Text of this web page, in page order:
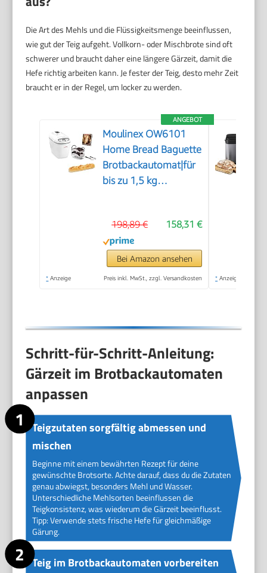
Die Art des Mehls und die Flüssigkeitsmenge beeinflussen,
wie gut der Teig aufgeht. Vollkorn- oder Mischbrote sind oft
schwerer und braucht daher eine längere Gärzeit, damit die
Hefe richtig arbeiten kann. Je fester der Teig, desto mehr Zeit
braucht er in der Regel, um locker zu werden.
ANGEBOT
Moulinex OW6101
Home Bread Baguette
Brotbackautomat|für
bis zu 1,5 kg
Brotform|
inkl.Baguettebleche
158,31 €
198,89 €
Bei Amazon ansehen
* Anzeige Preis inkl. MwSt., zzgl. Versandkosten * Anzeige
Schritt-für-Schritt-Anleitung:
Gärzeit im Brotbackautomaten
anpassen
Teigzutaten sorgfältig abmessen und
mischen
Beginne mit einem bewährten Rezept für deine
gewünschte Brotsorte. Achte darauf, dass du die Zutaten
genau abwiegst, besonders Mehl und Wasser.
Unterschiedliche Mehlsorten beeinflussen die
Teigkonsistenz, was wiederum die Gärzeit beeinflusst.
Tipp: Verwende stets frische Hefe für gleichmäßige
Gärung.
Teig im Brotbackautomaten vorbereiten